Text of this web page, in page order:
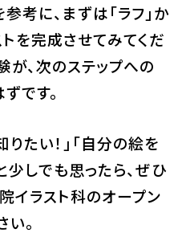
考に、まずは「ラフ」か
を完成させてみてくだ
が、次のステップへの
です。
たい！」「自分の絵を
少しでも思ったら、ぜひ
イラスト科のオープン
。